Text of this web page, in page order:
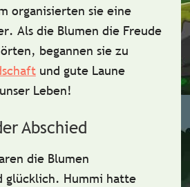
organisierten sie eine
. Als die Blumen die Freude
begannen sie zu
und gute Laune
Leben!
Abschied
die Blumen
glücklich. Hummi hatte